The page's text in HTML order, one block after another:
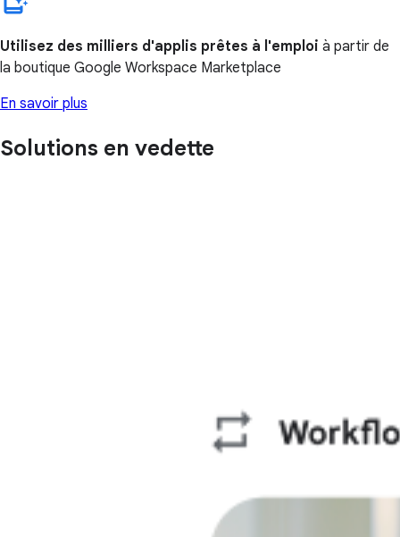
Utilisez des milliers d'applis prêtes à l'emploi à partir de
la boutique Google Workspace Marketplace
En savoir plus
Solutions en vedette